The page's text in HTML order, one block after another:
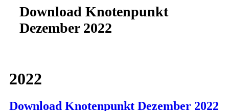
Download Knotenpunkt
Dezember 2022
2022
Download Knotenpunkt Dezember 2022